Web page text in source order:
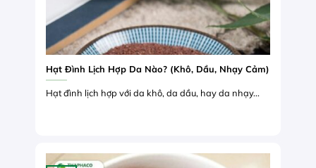
Hạt Đình Lịch Hợp Da Nào? (Khô, Dầu, Nhạy Cảm)
Hạt đình lịch hợp với da khô, da dầu, hay da nhạy...